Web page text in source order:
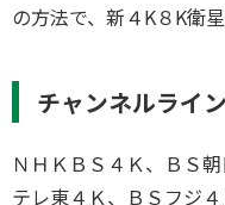
の方法で、新４K８K衛
チャンネルライ
ＮＨＫＢＳ４Ｋ、ＢＳ
テレ東４Ｋ、ＢＳフジ